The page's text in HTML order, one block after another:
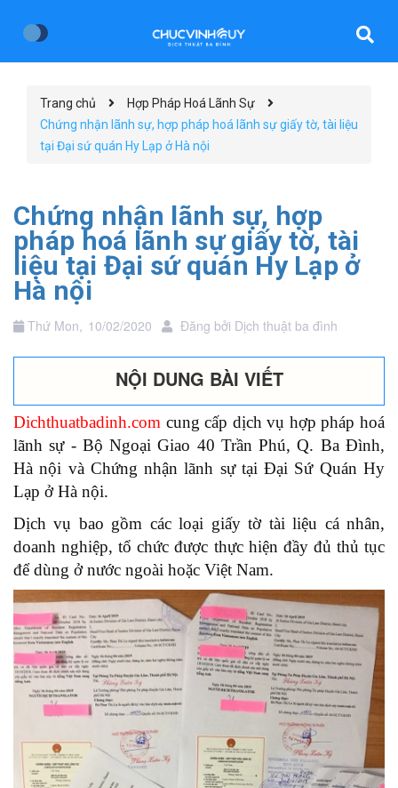
Trang chủ
Hợp Pháp Hoá Lãnh Sự
Chứng nhận lãnh sự, hợp pháp hoá lãnh sự giấy tờ, tài liệu
tại Đại sứ quán Hy Lạp ở Hà nội
Chứng nhận lãnh sự, hợp
pháp hoá lãnh sự giấy tờ, tài
liệu tại Đại sứ quán Hy Lạp ở
Hà nội
Thứ Mon, 10/02/2020 Đăng bởi Dịch thuật ba đình
NỘI DUNG BÀI VIẾT
Dichthuatbadinh.com cung cấp dịch vụ hợp pháp hoá
lãnh sự - Bộ Ngoại Giao 40 Trần Phú, Q. Ba Đình,
Hà nội và Chứng nhận lãnh sự tại Đại Sứ Quán Hy
Lạp ở Hà nội.
Dịch vụ bao gồm các loại giấy tờ tài liệu cá nhân,
doanh nghiệp, tổ chức được thực hiện đầy đủ thủ tục
để dùng ở nước ngoài hoặc Việt Nam.